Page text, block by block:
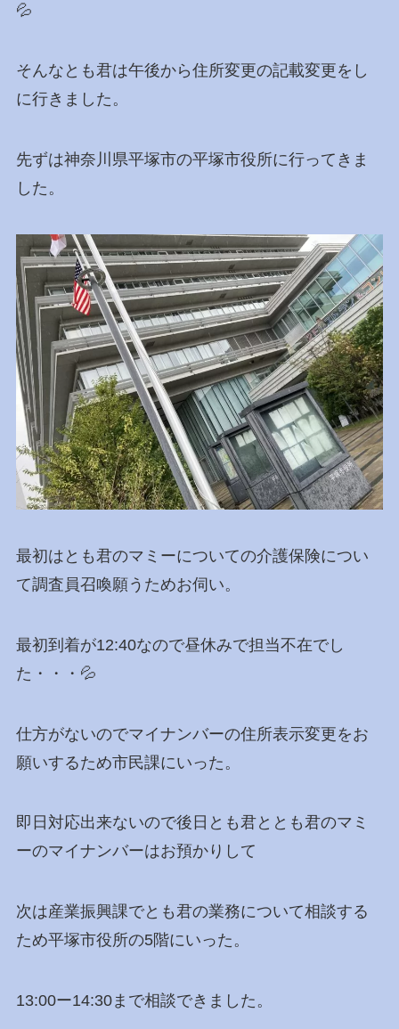
💦
そんなとも君は午後から住所変更の記載変更をし
に行きました。
先ずは神奈川県平塚市の平塚市役所に行ってきま
した。
最初はとも君のマミーについての介護保険につい
て調査員召喚願うためお伺い。
最初到着が12:40なので昼休みで担当不在でし
た・・・💦
仕方がないのでマイナンバーの住所表示変更をお
願いするため市民課にいった。
即日対応出来ないので後日とも君ととも君のマミ
ーのマイナンバーはお預かりして
次は産業振興課でとも君の業務について相談する
ため平塚市役所の5階にいった。
13:00ー14:30まで相談できました。